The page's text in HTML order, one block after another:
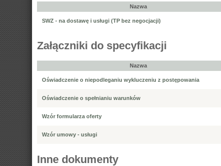
Nazwa
SWZ - na dostawę i usługi (TP bez negocjacji)
Załączniki do specyfikacji
Nazwa
Oświadczenie o niepodleganiu wykluczeniu z postępowania
Oświadczenie o spełnianiu warunków
Wzór formularza oferty
Wzór umowy - usługi
Inne dokumenty